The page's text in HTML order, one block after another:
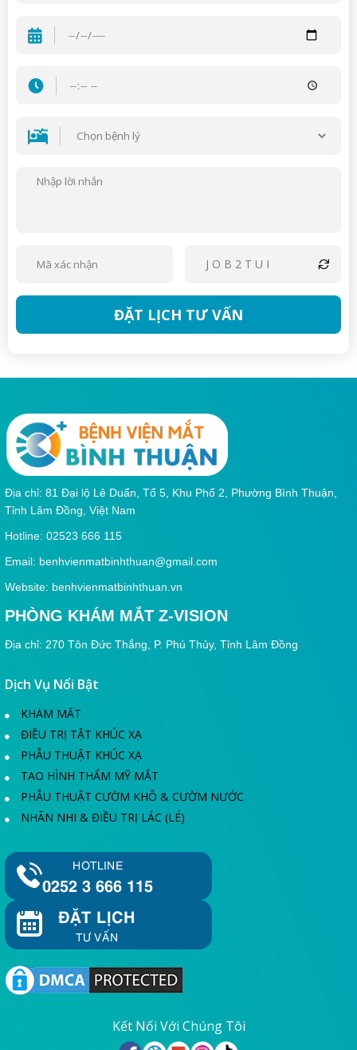
JOB2TUI
ĐẶT LỊCH TƯ VẤN
Địa chỉ: 81 Đại lộ Lê Duẩn, Tổ 5, Khu Phố 2, Phường Bình Thuận,
Tỉnh Lâm Đồng, Việt Nam
Hotline: 02523 666 115
Email: benhvienmatbinhthuan@gmail.com
Website: benhvienmatbinhthuan.vn
PHÒNG KHÁM MẮT Z-VISION
Địa chỉ: 270 Tôn Đức Thắng, P. Phú Thủy, Tỉnh Lâm Đồng
Dịch Vụ Nổi Bật
KHÁM MẮT
ĐIỀU TRỊ TẬT KHÚC XẠ
PHẪU THUẬT KHÚC XẠ
TẠO HÌNH THẨM MỸ MẮT
PHẪU THUẬT CƯỜM KHÔ & CƯỜM NƯỚC
NHÃN NHI & ĐIỀU TRỊ LÁC (LÉ)
HOTLINE
0252 3 666 115
ĐẶT LỊCH
TƯ VẤN
Kết Nối Với Chúng Tôi